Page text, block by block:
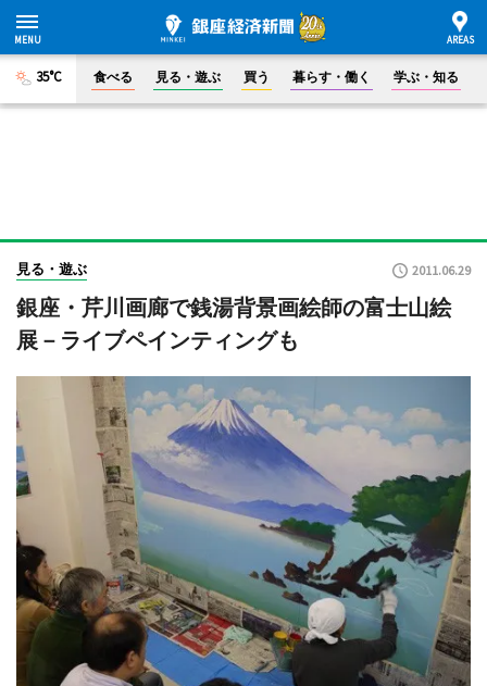
35°C 食べる 見る・遊ぶ 買う 暮らす・働く 学ぶ・知る
見る・遊ぶ 2011.06.29
銀座・芹川画廊で銭湯背景画絵師の富士山絵
展－ライブペインティングも